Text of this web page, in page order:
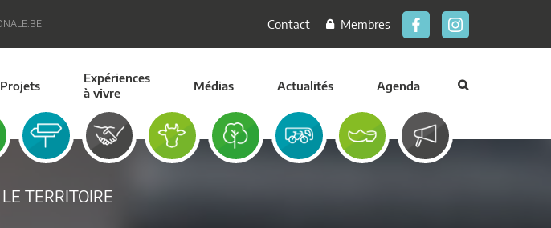
Contact Membres
Projets
Expériences
à vivre
Médias Actualités Agenda
TERRITOIRE